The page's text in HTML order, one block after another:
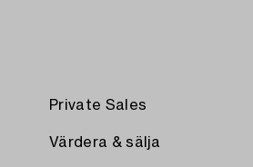
Private Sales
Värdera & sälja